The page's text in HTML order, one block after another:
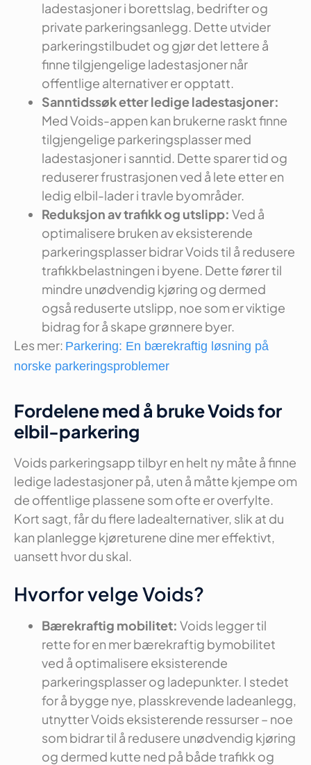
ladestasjoner i borettslag, bedrifter og
private parkeringsanlegg. Dette utvider
parkeringstilbudet og gjør det lettere å
finne tilgjengelige ladestasjoner når
offentlige alternativer er opptatt.
Sanntidssøk etter ledige ladestasjoner:
Med Voids-appen kan brukerne raskt finne
tilgjengelige parkeringsplasser med
ladestasjoner i sanntid. Dette sparer tid og
reduserer frustrasjonen ved å lete etter en
ledig elbil-lader i travle byområder.
Reduksjon av trafikk og utslipp: Ved å
optimalisere bruken av eksisterende
parkeringsplasser bidrar Voids til å redusere
trafikkbelastningen i byene. Dette fører til
mindre unødvendig kjøring og dermed
også reduserte utslipp, noe som er viktige
bidrag for å skape grønnere byer.
Les mer: Parkering: En bærekraftig løsning på
norske parkeringsproblemer
Fordelene med å bruke Voids for
elbil-parkering
Voids parkeringsapp tilbyr en helt ny måte å finne
ledige ladestasjoner på, uten å måtte kjempe om
de offentlige plassene som ofte er overfylte.
Kort sagt, får du flere ladealternativer, slik at du
kan planlegge kjøreturene dine mer effektivt,
uansett hvor du skal.
Hvorfor velge Voids?
Bærekraftig mobilitet: Voids legger til
rette for en mer bærekraftig bymobilitet
ved å optimalisere eksisterende
parkeringsplasser og ladepunkter. I stedet
for å bygge nye, plasskrevende ladeanlegg,
utnytter Voids eksisterende ressurser – noe
som bidrar til å redusere unødvendig kjøring
og dermed kutte ned på både trafikk og